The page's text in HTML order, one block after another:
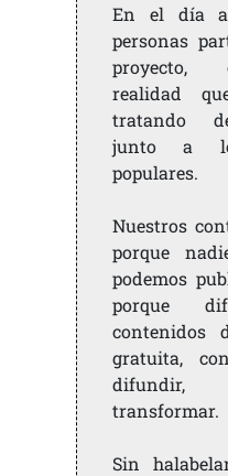
En el día
personas
proyecto,
realidad
tratando
junto a
populares.
Nuestros
porque
podemos
porque
contenidos
gratuita,
difundir,
transformar.
Sin